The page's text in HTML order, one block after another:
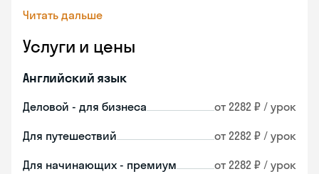
Читать дальше
Услуги и цены
Английский язык
Деловой - для бизнеса от 2282 ₽ / урок
Для путешествий от 2282 ₽ / урок
Для начинающих - премиум от 2282 ₽ / урок